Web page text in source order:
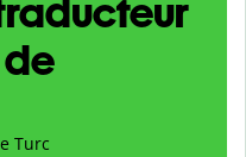
de
Turc